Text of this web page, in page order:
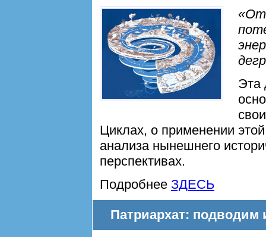
«От
Эта
Циклах, о применении
анализа нынешнего
перспективах.
Подробнее ЗДЕСЬ
Патриархат: подводим